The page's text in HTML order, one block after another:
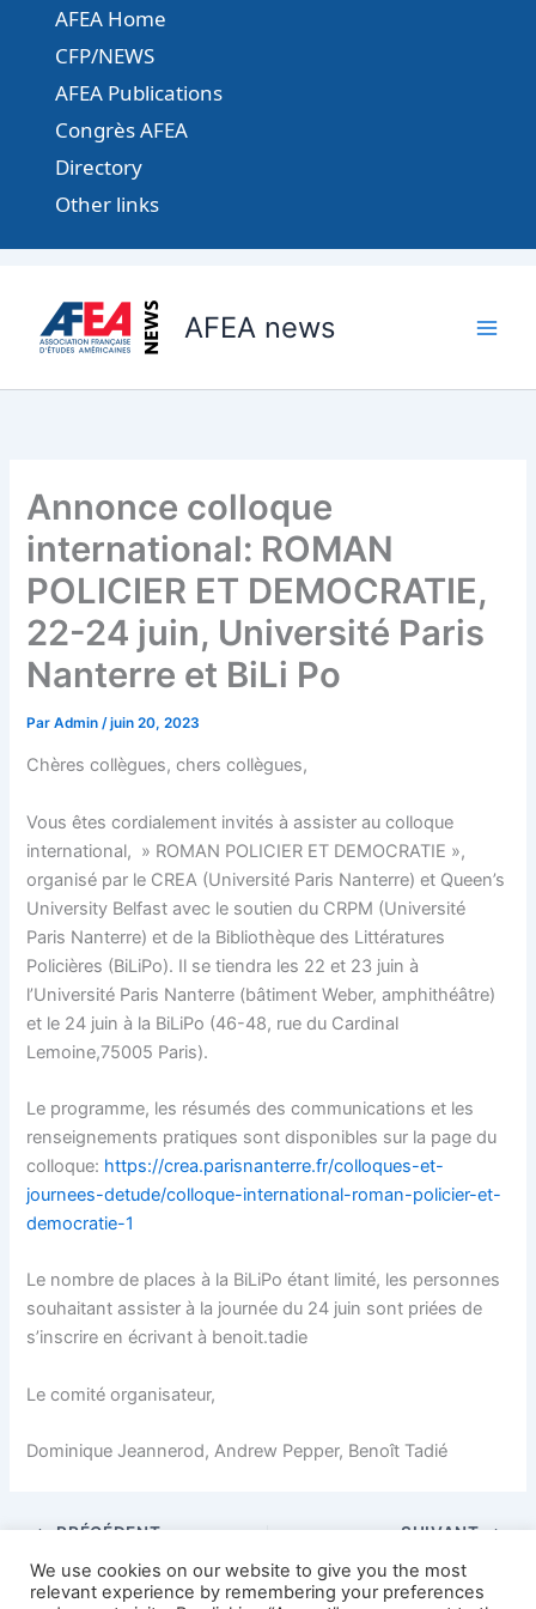
contenu
AFEA Home
CFP/NEWS
AFEA Publications
Congrès AFEA
Directory
Other links
AFEA news
Annonce colloque
international: ROMAN
POLICIER ET DEMOCRATIE,
22-24 juin, Université Paris
Nanterre et BiLi Po
ParAdmin/juin 20, 2023
Chères collègues, chers collègues,
Vous êtes cordialement invités à assister au colloque
international, » ROMAN POLICIER ET DEMOCRATIE »,
organisé par le CREA (Université Paris Nanterre) et Queen’s
University Belfast avec le soutien du CRPM (Université
Paris Nanterre) et de la Bibliothèque des Littératures
Policières (BiLiPo). Il se tiendra les 22 et 23 juin à
l’Université Paris Nanterre (bâtiment Weber, amphithéâtre)
et le 24 juin à la BiLiPo (46-48, rue du Cardinal
Lemoine,75005 Paris).
Le programme, les résumés des communications et les
renseignements pratiques sont disponibles sur la page du
colloque: https://crea.parisnanterre.fr/colloques-et-
journees-detude/colloque-international-roman-policier-et-
democratie-1
Le nombre de places à la BiLiPo étant limité, les personnes
souhaitant assister à la journée du 24 juin sont priées de
s’inscrire en écrivant à benoit.tadie
Le comité organisateur,
Dominique Jeannerod, Andrew Pepper, Benoît Tadié
PRÉCÉDENT SUIVANT
We use cookies on our website to give you the most
relevant experience by remembering your preferences